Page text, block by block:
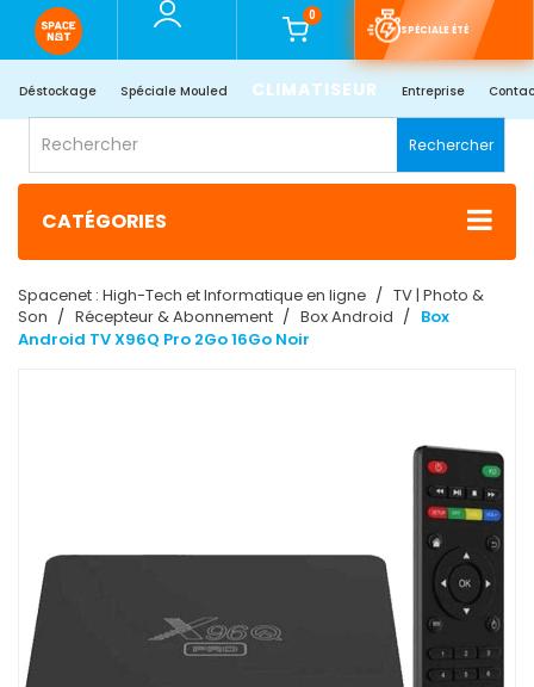
0
SPÉCIALE ÉTÉ
Déstockage Spéciale Mouled CLIMATISEUR Entreprise
Rechercher
CATÉGORIES
Spacenet : High-Tech et Informatique en ligne
TV | Photo &
Son
Récepteur & Abonnement Box Android
Box
Android TV X96Q Pro 2Go 16Go Noir